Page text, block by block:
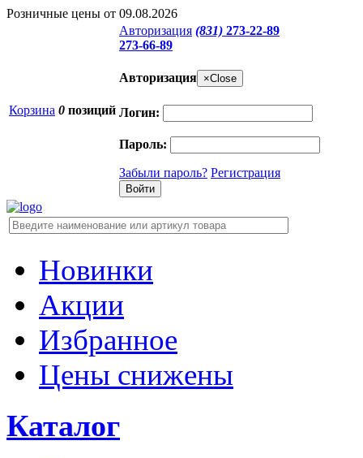
Розничные цены от 09.08.2026
Корзина 0 позиций
Авторизация (831) 273-22-89
273-66-89
Авторизация ×Close
Логин:
Пароль:
Забыли пароль? Регистрация
Новинки
Акции
Избранное
Цены снижены
Каталог